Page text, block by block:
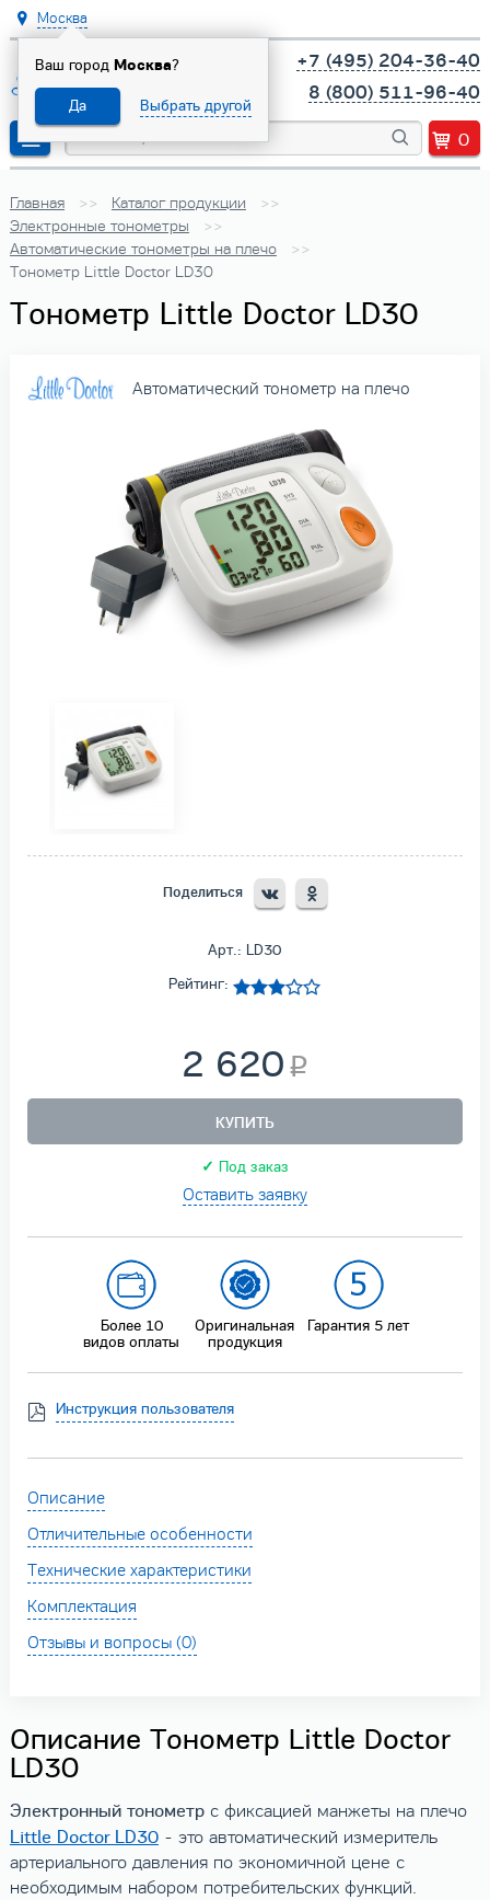
Москва
Ваш город Москва?
Да Выбрать другой
+7 (495) 204-36-40
8 (800) 511-96-40
0
Главная
Каталог продукции
Электронные тонометры
Автоматические тонометры на плечо
Тонометр Little Doctor LD30
Тонометр Little Doctor LD30
Автоматический тонометр на плечо
Поделиться
Арт.: LD30
Рейтинг:
2 620
КУПИТЬ
✓ Под заказ
Оставить заявку
Более 10
видов оплаты
Оригинальная
продукция
Гарантия 5 лет
Инструкция пользователя
Описание
Отличительные особенности
Технические характеристики
Комплектация
Отзывы и вопросы (0)
Описание Тонометр Little Doctor
LD30
Электронный тонометрс фиксацией манжеты на плечо
Little Doctor LD30- это автоматический измеритель
артериального давления по экономичной цене с
необходимым набором потребительских функций.